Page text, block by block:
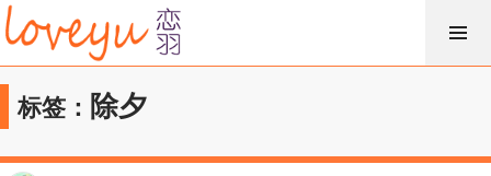
跳
过
内
容标签： 除夕